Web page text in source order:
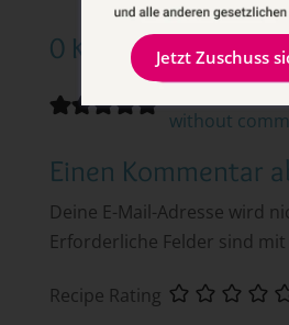
0 Kommentare
4.67 from 6
without
Einen Kommentar
Deine E-Mail-Adresse wird
Erforderliche Felder sind mit
Recipe Rating
Jetzt Zuschuss